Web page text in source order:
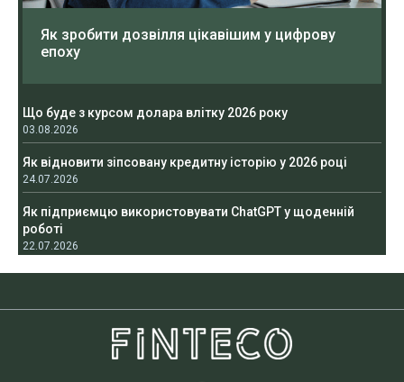
Як зробити дозвілля цікавішим у цифрову
епоху
Що буде з курсом долара влітку 2026 року
03.08.2026
Як відновити зіпсовану кредитну історію у 2026 році
24.07.2026
Як підприємцю використовувати ChatGPT у щоденній
роботі
22.07.2026